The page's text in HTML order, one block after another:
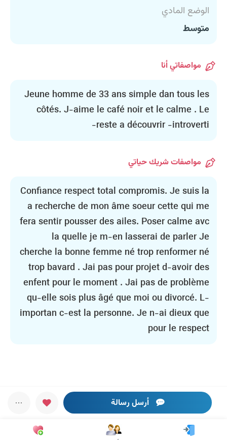
الوضع المادي
متوسط
مواصفاتي أنا
Jeune homme de 33 ans simple dan tous les
côtés. J-aime le café noir et le calme . Le
reste a découvrir -introverti-
مواصفات شريك حياتي
Confiance respect total compromis. Je suis la
a recherche de mon âme soeur cette qui me
fera sentir pousser des ailes. Poser calme avc
la quelle je m-en lasserai de parler Je
cherche la bonne femme né trop renformer né
trop bavard . Jai pas pour projet d-avoir des
enfent pour le moment . Jai pas de problème
qu-elle sois plus âgé que moi ou divorcé. L-
importan c-est la personne. Je n-ai dieux que
pour le respect
أرسل رسالة